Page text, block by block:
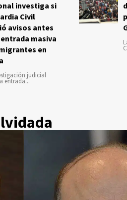
investiga si
Civil
avisos antes
masiva
en
judicial
entrada...